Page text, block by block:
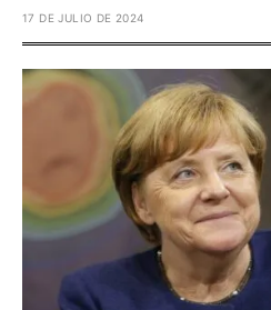
17 DE JULIO DE 2024